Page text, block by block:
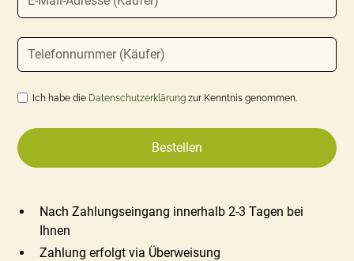
Ich habe die Datenschutzerklärungzur Kenntnis genommen.
Nach Zahlungseingang innerhalb 2-3 Tagen bei
Ihnen
Zahlung erfolgt via Überweisung